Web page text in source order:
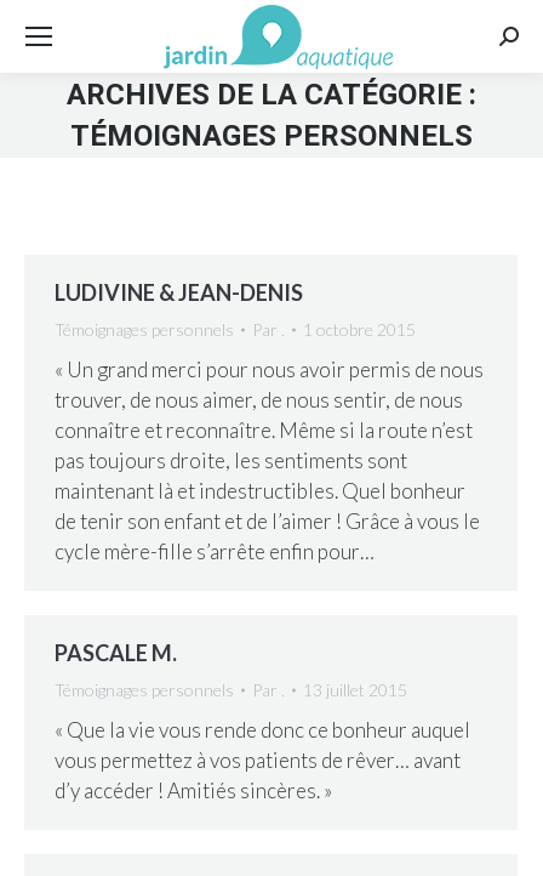
ARCHIVES DE LA CATÉGORIE :
TÉMOIGNAGES PERSONNELS
LUDIVINE & JEAN-DENIS
Témoignages personnels Par 1 octobre 2015
« Un grand merci pour nous avoir permis de nous
trouver, de nous aimer, de nous sentir, de nous
connaître et reconnaître. Même si la route n’est
pas toujours droite, les sentiments sont
maintenant là et indestructibles. Quel bonheur
de tenir son enfant et de l’aimer ! Grâce à vous le
cycle mère-fille s’arrête enfin pour…
PASCALE M.
Témoignages personnels Par 13 juillet 2015
« Que la vie vous rende donc ce bonheur auquel
vous permettez à vos patients de rêver… avant
d’y accéder ! Amitiés sincères. »